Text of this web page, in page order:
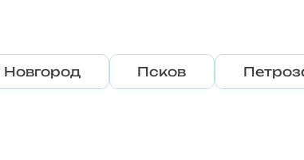
Псков